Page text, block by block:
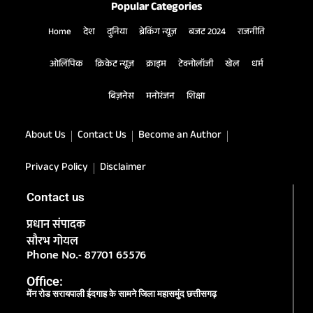
Popular Categories
Home देश दुनिया ब्रेकिंग न्यूज़ बजट 2024 राजनीति
ओलिंपिक क्रिकेट न्यूज़ क्राइम टेक्नोलॉजी खेल धर्म
बिज़नेस मनोरंजन शिक्षा
About Us Contact Us
Become an Author
Privacy Policy
Disclaimer
Contact us
प्रधान संपादक
सौरभ गोयल
Phone No.- 87701 65576
Office:
मेंन रोड सरायपाली ईदगाह के सामने जिला महासमुंद छत्तीसगढ़